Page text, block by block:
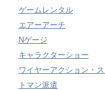
ゲームレンタル
エアーアーチ
Nゲージ
キャラクターショー
ワイヤーアクション・
トマン派遣